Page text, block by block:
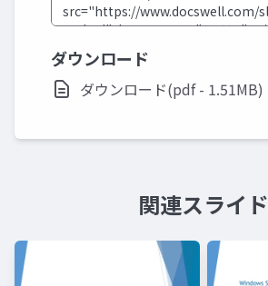
ダウンロード
ダウンロード(pdf - 1.51MB)
関連スライド